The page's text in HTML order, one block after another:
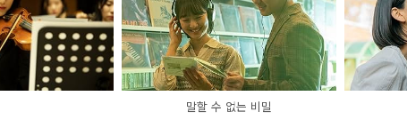
말할 수 없는 비밀